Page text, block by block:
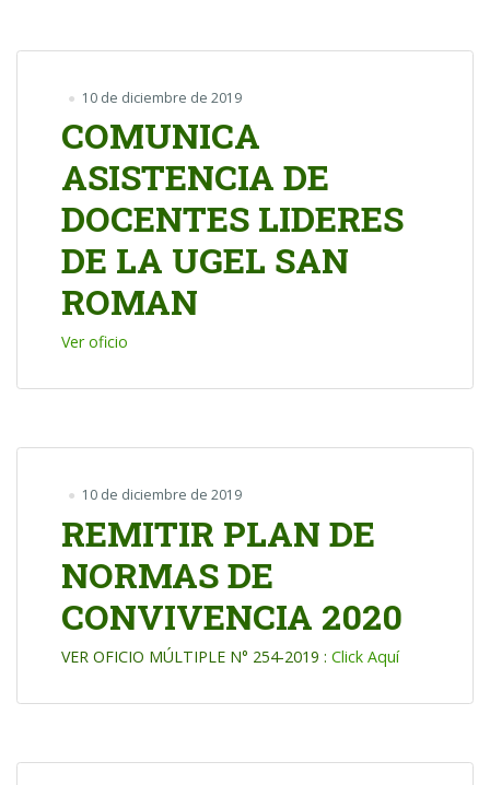
10 de diciembre de 2019
COMUNICA
ASISTENCIA DE
DOCENTES LIDERES
DE LA UGEL SAN
ROMAN
Ver oficio
10 de diciembre de 2019
REMITIR PLAN DE
NORMAS DE
CONVIVENCIA 2020
VER OFICIO MÚLTIPLE N° 254-2019 : Click Aquí